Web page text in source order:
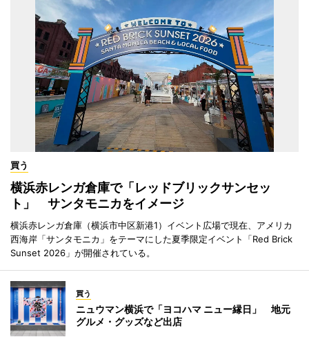
買う
横浜赤レンガ倉庫で「レッドブリックサンセッ
ト」 サンタモニカをイメージ
横浜赤レンガ倉庫（横浜市中区新港1）イベント広場で現在、アメリカ
西海岸「サンタモニカ」をテーマにした夏季限定イベント「Red Brick
Sunset 2026」が開催されている。
買う
ニュウマン横浜で「ヨコハマ ニュー縁日」 地元
グルメ・グッズなど出店